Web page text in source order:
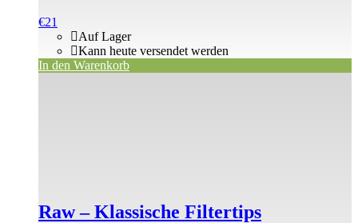
€21
Auf Lager
Kann heute versendet werden
In den Warenkorb
Raw – Klassische Filtertips